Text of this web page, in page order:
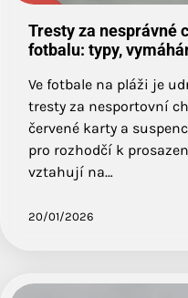
Tresty za nesprávné
fotbalu: typy,
Ve fotbale na pláži je
tresty za nesportovní
červené karty a
pro rozhodčí k
vztahují na…
20/01/2026